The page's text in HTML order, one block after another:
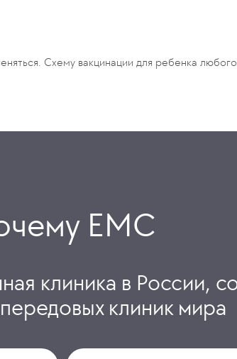
Схему вакцинации для ребенка
ЕМС
клиника в России,
клиник мира